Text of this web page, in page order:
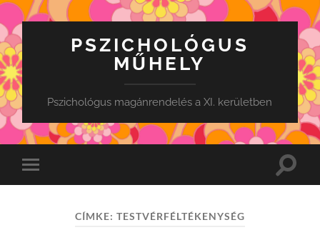
PSZICHOLÓGUS
MŰHELY
Pszichológus magánrendelés a XI. kerületben
Toggle
mobile
Toggle
CÍMKE: TESTVÉRFÉLTÉKENYSÉG